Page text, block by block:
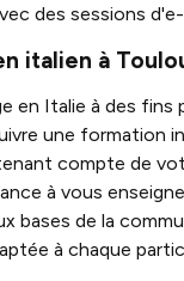
des sessions
italien à
en Italie à des
une formation
compte de
à vous
bases de la
à chaque